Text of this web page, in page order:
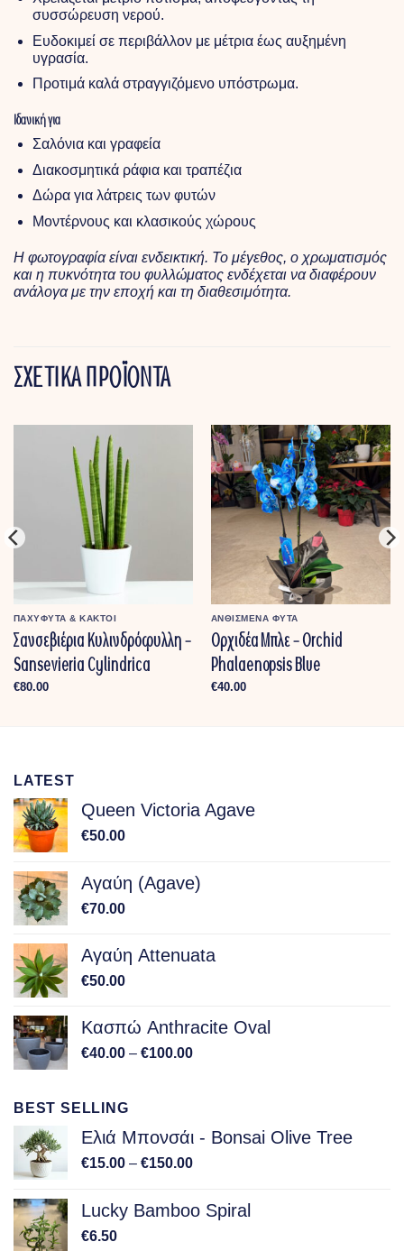
συσσώρευση νερού.
Ευδοκιμεί σε περιβάλλον με μέτρια έως αυξημένη
υγρασία.
Προτιμά καλά στραγγιζόμενο υπόστρωμα.
Ιδανική για
Σαλόνια και γραφεία
Διακοσμητικά ράφια και τραπέζια
Δώρα για λάτρεις των φυτών
Μοντέρνους και κλασικούς χώρους
Η φωτογραφία είναι ενδεικτική. Το μέγεθος, ο χρωματισμός
και η πυκνότητα του φυλλώματος ενδέχεται να διαφέρουν
ανάλογα με την εποχή και τη διαθεσιμότητα.
ΣΧΕΤΙΚΑ ΠΡΟΪΟΝΤΑ
ΠΑΧΥΦΥΤΑ & ΚΑΚΤΟΙ
Σανσεβιέρια Κυλινδρόφυλλη –
Sansevieria Cylindrica
€80.00
ΑΝΘΙΣΜΕΝΑ ΦΥΤΑ
Ορχιδέα Μπλε – Orchid
Phalaenopsis Blue
€40.00
LATEST
Queen Victoria Agave
€50.00
Αγαύη (Agave)
€70.00
Αγαύη Attenuata
€50.00
Κασπώ Anthracite Oval
€40.00 – €100.00Price
€100.00
BEST SELLING
Ελιά Μπονσάι - Bonsai Olive Tree
€15.00 – €150.00Price
€15.00
through
Lucky Bamboo Spiral
€6.50